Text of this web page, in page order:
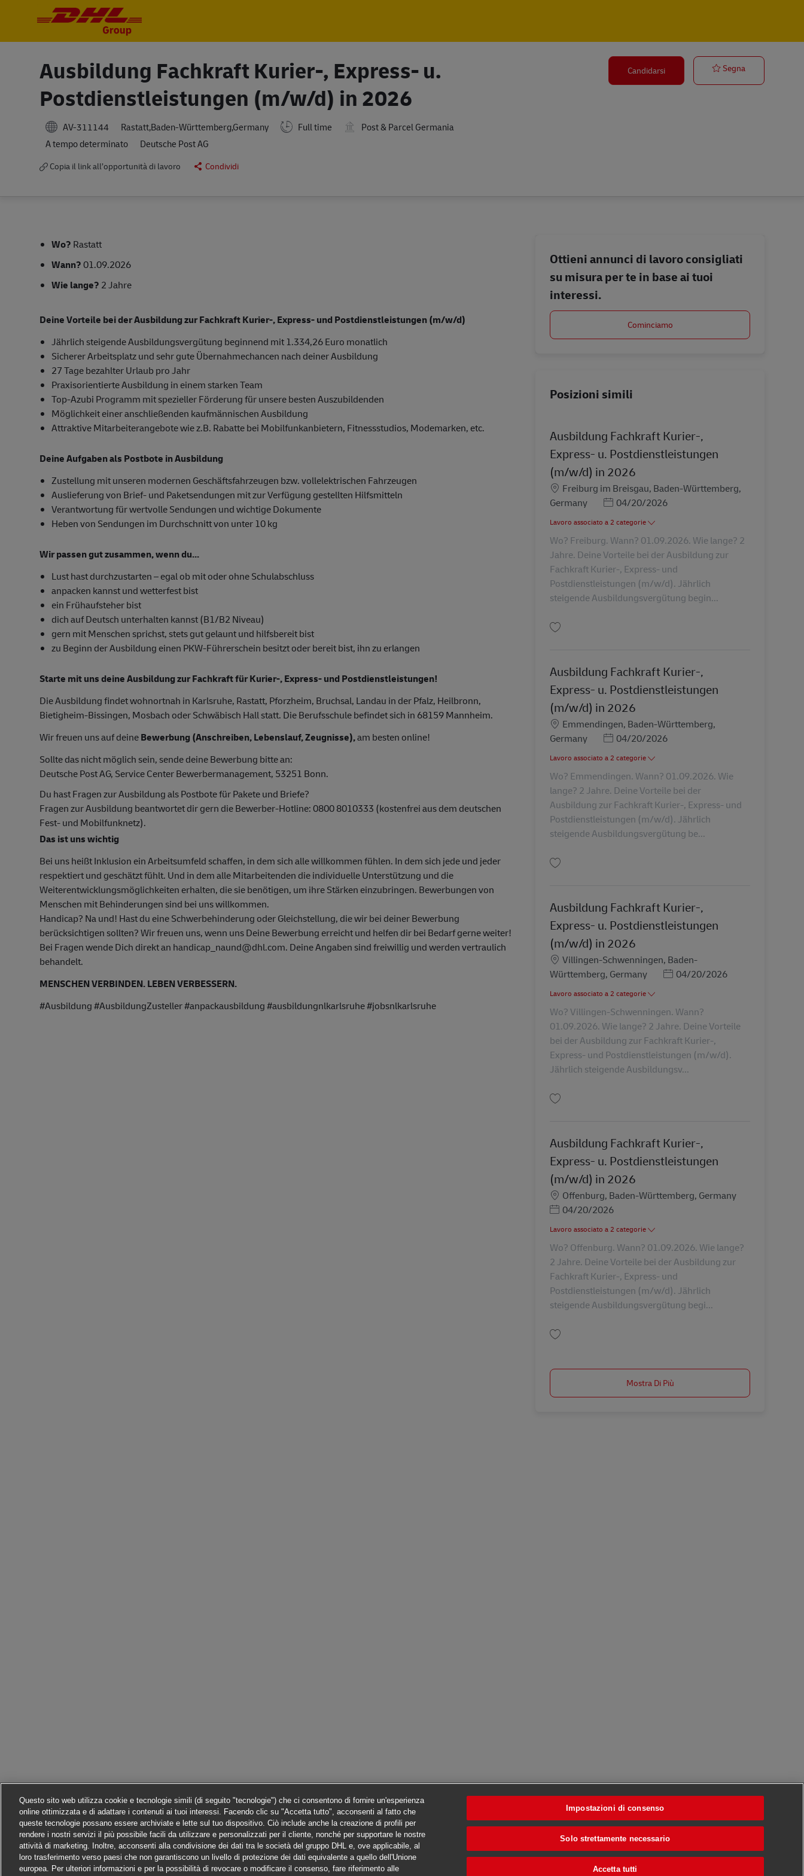
Ausbildung Fachkraft Kurier-, Express- u.
Postdienstleistungen (m/w/d) in 2026
AV-311144 Rastatt,Baden-Württemberg,Germany Full time
Post & Parcel Germania
A tempo determinato
Deutsche Post AG
Copia il link all’opportunità di lavoro Condividi
Candidarsi SegnaAusbildung
Wo? Rastatt
Wann?01.09.2026
Wie lange? 2 Jahre
Deine Vorteile bei der Ausbildung zur Fachkraft Kurier-, Express- und Postdienstleistungen (m/w/d)
Jährlich steigende Ausbildungsvergütung beginnend mit 1.334,26 Euro monatlich
Sicherer Arbeitsplatz und sehr gute Übernahmechancen nach deiner Ausbildung
27 Tage bezahlter Urlaub pro Jahr
Praxisorientierte Ausbildung in einem starken Team
Top-Azubi Programm mit spezieller Förderung für unsere besten Auszubildenden
Möglichkeit einer anschließenden kaufmännischen Ausbildung
Attraktive Mitarbeiterangebote wie z.B. Rabatte bei Mobilfunkanbietern, Fitnessstudios, Modemarken, etc.
Deine Aufgaben als Postbote in Ausbildung
Zustellung mit unseren modernen Geschäftsfahrzeugen bzw. vollelektrischen Fahrzeugen
Auslieferung von Brief- und Paketsendungen mit zur Verfügung gestellten Hilfsmitteln
Verantwortung für wertvolle Sendungen und wichtige Dokumente
Heben von Sendungen im Durchschnitt von unter 10 kg
Wir passen gut zusammen, wenn du...
Lust hast durchzustarten – egal ob mit oder ohne Schulabschluss
anpacken kannst und wetterfest bist
ein Frühaufsteher bist
dich auf Deutsch unterhalten kannst (B1/B2 Niveau)
gern mit Menschen sprichst, stets gut gelaunt und hilfsbereit bist
zu Beginn der Ausbildung einen PKW-Führerschein besitzt oder bereit bist, ihn zu erlangen
Starte mit uns deine Ausbildung zur Fachkraft für Kurier-, Express- und Postdienstleistungen!
Die Ausbildung findet wohnortnah in Karlsruhe, Rastatt, Pforzheim, Bruchsal, Landau in der Pfalz, Heilbronn,
Bietigheim-Bissingen, Mosbach oder Schwäbisch Hall statt. Die Berufsschule befindet sich in 68159 Mannheim.
Wir freuen uns auf deineBewerbung (Anschreiben, Lebenslauf, Zeugnisse),am besten online!
Sollte das nicht möglich sein, sende deine Bewerbung bitte an:
Deutsche Post AG, Service Center Bewerbermanagement, 53251 Bonn.
Du hast Fragen zur Ausbildung als Postbote für Pakete und Briefe?
Fragen zur Ausbildung beantwortet dir gern die Bewerber-Hotline: 0800 8010333 (kostenfrei aus dem deutschen
Fest- und Mobilfunknetz).
Das ist uns wichtig
Bei uns heißt Inklusion ein Arbeitsumfeld schaffen, in dem sich alle willkommen fühlen. In dem sich jede und jeder
respektiert und geschätzt fühlt. Und in dem alle Mitarbeitenden die individuelle Unterstützung und die
Weiterentwicklungsmöglichkeiten erhalten, die sie benötigen, um ihre Stärken einzubringen. Bewerbungen von
Menschen mit Behinderungen sind bei uns willkommen.
Handicap? Na und! Hast du eine Schwerbehinderung oder Gleichstellung, die wir bei deiner Bewerbung
berücksichtigen sollten? Wir freuen uns, wenn uns Deine Bewerbung erreicht und helfen dir bei Bedarf gerne weiter!
Bei Fragen wende Dich direkt an handicap_naund@dhl.com. Deine Angaben sind freiwillig und werden vertraulich
behandelt.
MENSCHEN VERBINDEN. LEBEN VERBESSERN.
#Ausbildung #AusbildungZusteller #anpackausbildung #ausbildungnlkarlsruhe #jobsnlkarlsruhe
Ottieni annunci di lavoro consigliati
su misura per te in base ai tuoi
interessi.
Cominciamo
Posizioni simili
Ausbildung Fachkraft Kurier-,
Express- u. Postdienstleistungen
(m/w/d) in 2026
SedeFreiburg im Breisgau, Baden-Württemberg,
Germany
Posted Date
04/20/2026
Lavoro associato a 2 categorie
Wo? Freiburg. Wann? 01.09.2026. Wie lange? 2
Jahre. Deine Vorteile bei der Ausbildung zur
Fachkraft Kurier-, Express- und
Postdienstleistungen (m/w/d). Jährlich
steigende Ausbildungsvergütung begin...
Ausbildung Fachkraft Kurier-,
Express- u. Postdienstleistungen
(m/w/d) in 2026
SedeEmmendingen, Baden-Württemberg,
Germany
Posted Date
04/20/2026
Lavoro associato a 2 categorie
Wo? Emmendingen. Wann? 01.09.2026. Wie
lange? 2 Jahre. Deine Vorteile bei der
Ausbildung zur Fachkraft Kurier-, Express- und
Postdienstleistungen (m/w/d). Jährlich
steigende Ausbildungsvergütung be...
Ausbildung Fachkraft Kurier-,
Express- u. Postdienstleistungen
(m/w/d) in 2026
SedeVillingen-Schwenningen, Baden-
Württemberg, Germany
Posted Date
04/20/2026
Lavoro associato a 2 categorie
Wo? Villingen-Schwenningen. Wann?
01.09.2026. Wie lange? 2 Jahre. Deine Vorteile
bei der Ausbildung zur Fachkraft Kurier-,
Express- und Postdienstleistungen (m/w/d).
Jährlich steigende Ausbildungsv...
Ausbildung Fachkraft Kurier-,
Express- u. Postdienstleistungen
(m/w/d) in 2026
SedeOffenburg, Baden-Württemberg, Germany
Posted Date
04/20/2026
Lavoro associato a 2 categorie
Wo? Offenburg. Wann? 01.09.2026. Wie lange?
2 Jahre. Deine Vorteile bei der Ausbildung zur
Fachkraft Kurier-, Express- und
Postdienstleistungen (m/w/d). Jährlich
steigende Ausbildungsvergütung begi...
Mostra Di Più
Questo sito web utilizza cookie e tecnologie simili (di seguito "tecnologie") che ci consentono di fornire un'esperienza
online ottimizzata e di adattare i contenuti ai tuoi interessi. Facendo clic su "Accetta tutto", acconsenti al fatto che
queste tecnologie possano essere archiviate e lette sul tuo dispositivo. Ciò include anche la creazione di profili per
rendere i nostri servizi il più possibile facili da utilizzare e personalizzati per il cliente, nonché per supportare le nostre
attività di marketing. Inoltre, acconsenti alla condivisione dei dati tra le società del gruppo DHL e, ove applicabile, al
loro trasferimento verso paesi che non garantiscono un livello di protezione dei dati equivalente a quello dell'Unione
europea. Per ulteriori informazioni e per la possibilità di revocare o modificare il consenso, fare riferimento alle
Impostazioni di consenso
Solo strettamente necessario
Accetta tutti